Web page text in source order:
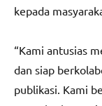
kepada
“Kami antusias
dan siap
publikasi. Kami